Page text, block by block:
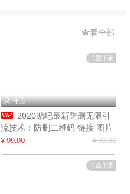
查看全部
1章1课
 千启
 2020贴吧最新防删无限引
流技术：防删二维码 链接 图片
制作
¥ 99.00 ¥ 99.00
1章1课